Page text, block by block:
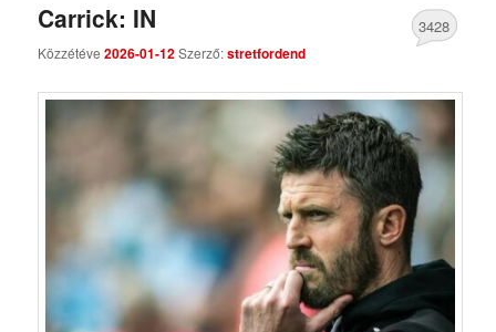
Carrick: IN
Közzétéve2026-01-12Szerző:stretfordend
3428